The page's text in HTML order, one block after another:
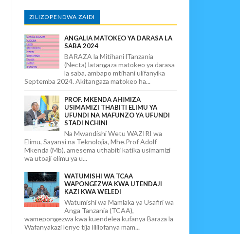
ZILIZOPENDWA ZAIDI
ANGALIA MATOKEO YA DARASA LA
SABA 2024
BARAZA la Mitihani lTanzania
(Necta) latangaza matokeo ya darasa
la saba, ambapo mtihani ulifanyika
Septemba 2024. Akitangaza matokeo ha...
PROF. MKENDA AHIMIZA
USIMAMIZI THABITI ELIMU YA
UFUNDI NA MAFUNZO YA UFUNDI
STADI NCHINI
Na Mwandishi Wetu WAZIRI wa
Elimu, Sayansi na Teknolojia, Mhe.Prof Adolf
Mkenda (Mb), amesema uthabiti katika usimamizi
wa utoaji elimu ya u...
WATUMISHI WA TCAA
WAPONGEZWA KWA UTENDAJI
KAZI KWA WELEDI
Watumishi wa Mamlaka ya Usafiri wa
Anga Tanzania (TCAA),
wamepongezwa kwa kuendelea kufanya Baraza la
Wafanyakazi lenye tija lililofanya mam...